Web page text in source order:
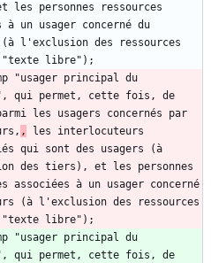
personnes ressources
à un usager concerné du
(à l'exclusion des ressources
"usager principal du
qui permet, cette fois, de
les usagers concernés par
,
les interlocuteurs
qui sont des usagers (à
des tiers), et les personnes
associées à un usager concerné
(à l'exclusion des ressources
"usager principal du
qui permet, cette fois, de